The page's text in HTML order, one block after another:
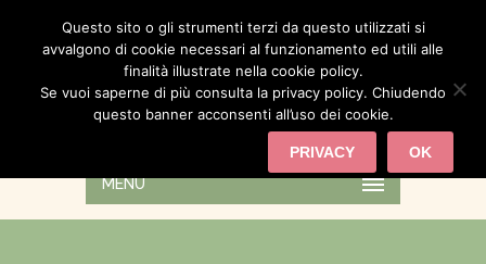
MENU
Questo sito o gli strumenti terzi da questo utilizzati si
avvalgono di cookie necessari al funzionamento ed utili alle
finalità illustrate nella cookie policy.
Se vuoi saperne di più consulta la privacy policy. Chiudendo
questo banner acconsenti all’uso dei cookie.
OK
PRIVACY